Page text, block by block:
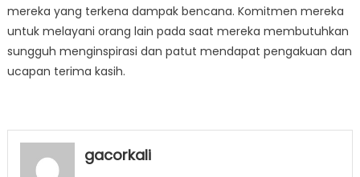
mereka yang terkena dampak bencana. Komitmen mereka
untuk melayani orang lain pada saat mereka membutuhkan
sungguh menginspirasi dan patut mendapat pengakuan dan
ucapan terima kasih.
gacorkali